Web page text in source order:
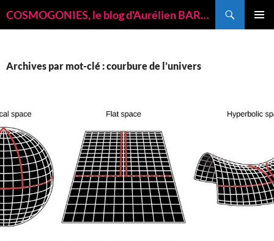
COSMOGONIES, le blog d'Aurélien BARRAU, astrophysicien
Archives par mot-clé : courbure de l’univers